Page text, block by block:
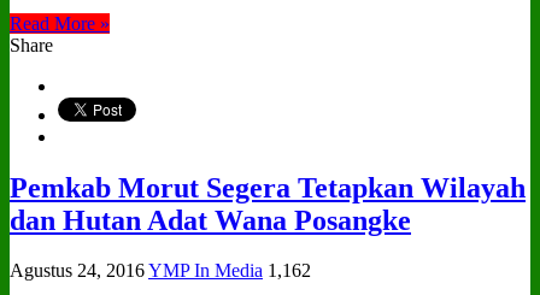
Read More »
Share
Pemkab Morut Segera Tetapkan Wilayah
dan Hutan Adat Wana Posangke
Agustus 24, 2016YMP In Media 1,162